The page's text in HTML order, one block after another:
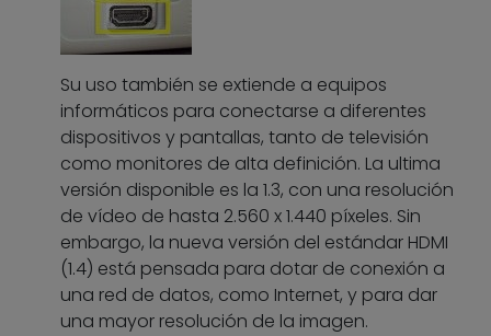
Su uso también se extiende a equipos
informáticos para conectarse a diferentes
dispositivos y pantallas, tanto de televisión
como monitores de alta definición. La ultima
versión disponible es la 1.3, con una resolución
de vídeo de hasta 2.560 x 1.440 píxeles. Sin
embargo, la nueva versión del estándar HDMI
(1.4) está pensada para dotar de conexión a
una red de datos, como Internet, y para dar
una mayor resolución de la imagen.